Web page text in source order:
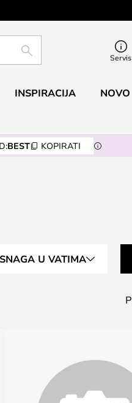
TRAŽI Servis
INSPIRACIJA NOVO
BEST KOPIRATI
SNAGA U VATIMA